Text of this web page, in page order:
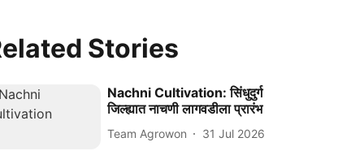
Stories
Nachni Cultivation: सिंधुदुर्ग
जिल्ह्यात नाचणी लागवडीला प्रारंभ
Team Agrowon 31 Jul 2026